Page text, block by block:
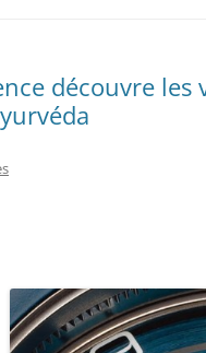
découvre les